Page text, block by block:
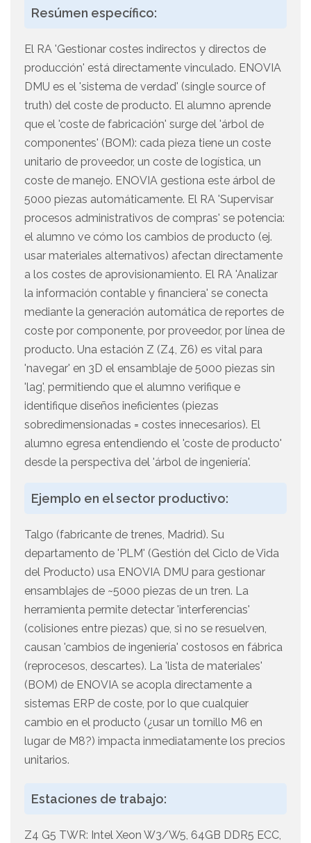
Resúmen específico:
El RA 'Gestionar costes indirectos y directos de
producción' está directamente vinculado. ENOVIA
DMU es el 'sistema de verdad' (single source of
truth) del coste de producto. El alumno aprende
que el 'coste de fabricación' surge del 'árbol de
componentes' (BOM): cada pieza tiene un coste
unitario de proveedor, un coste de logística, un
coste de manejo. ENOVIA gestiona este árbol de
5000 piezas automáticamente. El RA 'Supervisar
procesos administrativos de compras' se potencia:
el alumno ve cómo los cambios de producto (ej.
usar materiales alternativos) afectan directamente
a los costes de aprovisionamiento. El RA 'Analizar
la información contable y financiera' se conecta
mediante la generación automática de reportes de
coste por componente, por proveedor, por línea de
producto. Una estación Z (Z4, Z6) es vital para
'navegar' en 3D el ensamblaje de 5000 piezas sin
'lag', permitiendo que el alumno verifique e
identifique diseños ineficientes (piezas
sobredimensionadas = costes innecesarios). El
alumno egresa entendiendo el 'coste de producto'
desde la perspectiva del 'árbol de ingeniería'.
Ejemplo en el sector productivo:
Talgo (fabricante de trenes, Madrid). Su
departamento de 'PLM' (Gestión del Ciclo de Vida
del Producto) usa ENOVIA DMU para gestionar
ensamblajes de ~5000 piezas de un tren. La
herramienta permite detectar 'interferencias'
(colisiones entre piezas) que, si no se resuelven,
causan 'cambios de ingeniería' costosos en fábrica
(reprocesos, descartes). La 'lista de materiales'
(BOM) de ENOVIA se acopla directamente a
sistemas ERP de coste, por lo que cualquier
cambio en el producto (¿usar un tornillo M6 en
lugar de M8?) impacta inmediatamente los precios
unitarios.
Estaciones de trabajo:
Z4 G5 TWR: Intel Xeon W3/W5, 64GB DDR5 ECC,